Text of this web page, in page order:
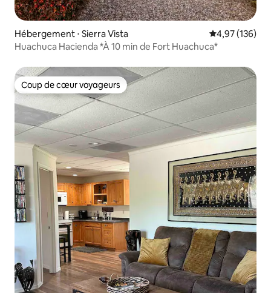
Hébergement ⋅ Sierra Vista Évaluation
4,97 (136)
Huachuca Hacienda *À 10 min de Fort Huachuca*
Coup de cœur voyageurs
Coup de cœur voyageurs